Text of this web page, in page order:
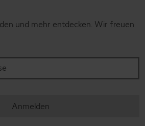
und mehr entdecken. Wir freuen
Anmelden